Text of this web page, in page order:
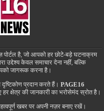
है, जो आपको हर छोटे-बड़े घटनाक्रम
उद्देश्य केवल समाचार देना नहीं, बल्कि
जागरूक करना है।
दृष्टिकोण प्रदान करते हैं।PAGE16
क्षेत्र की जानकारी का भरोसेमंद स्रोत है।
खबर पर अपनी नज़र बनाए रखें।